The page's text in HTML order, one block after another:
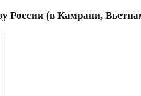
России (в Камрани,